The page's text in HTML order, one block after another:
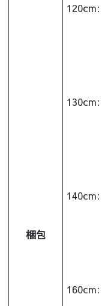
梱包
120cm:
130cm:
140cm:
160cm: